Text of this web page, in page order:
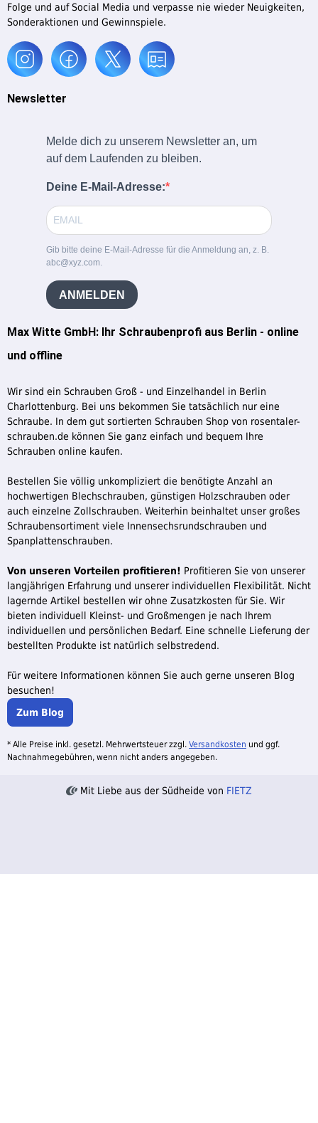
Max Witte GmbH: Ihr Schraubenprofi aus Berlin - online
und offline
Wir sind ein Schrauben Groß - und Einzelhandel in Berlin
Charlottenburg. Bei uns bekommen Sie tatsächlich nur eine
Schraube. In dem gut sortierten Schrauben Shop von rosentaler-
schrauben.de können Sie ganz einfach und bequem Ihre
Schrauben online kaufen.
Bestellen Sie völlig unkompliziert die benötigte Anzahl an
hochwertigen Blechschrauben, günstigen Holzschrauben oder
auch einzelne Zollschrauben. Weiterhin beinhaltet unser großes
Schraubensortiment viele Innensechsrundschrauben und
Spanplattenschrauben.
Von unseren Vorteilen profitieren! Profitieren Sie von unserer
langjährigen Erfahrung und unserer individuellen Flexibilität. Nicht
lagernde Artikel bestellen wir ohne Zusatzkosten für Sie. Wir
bieten individuell Kleinst- und Großmengen je nach Ihrem
individuellen und persönlichen Bedarf. Eine schnelle Lieferung der
bestellten Produkte ist natürlich selbstredend.
Für weitere Informationen können Sie auch gerne unseren Blog
besuchen!
Zum Blog
Folge und auf Social Media und verpasse nie wieder Neuigkeiten,
Sonderaktionen und Gewinnspiele.
Newsletter
Melde dich zu unserem Newsletter an, um
auf dem Laufenden zu bleiben.
Deine E-Mail-Adresse:
Gib bitte deine E-Mail-Adresse für die Anmeldung an, z. B.
abc@xyz.com.
ANMELDEN
* Alle Preise inkl. gesetzl. Mehrwertsteuer zzgl. Versandkosten und ggf.
Nachnahmegebühren, wenn nicht anders angegeben.
Mit Liebe aus der Südheide von FIETZ